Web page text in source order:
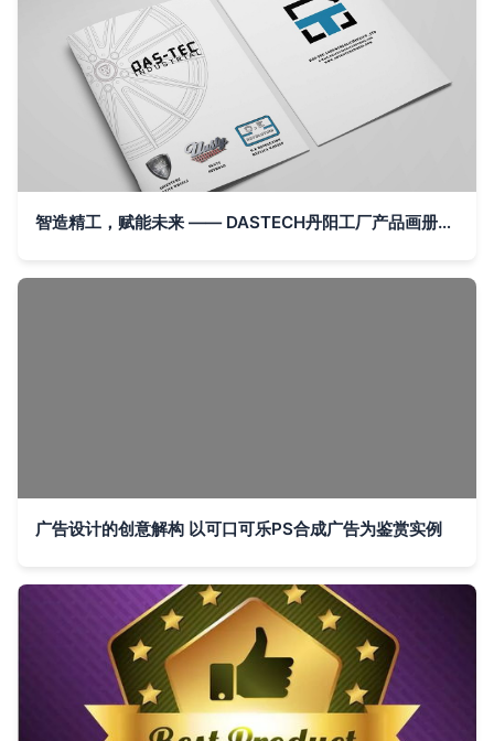
智造精工，赋能未来 —— DASTECH丹阳工厂产品画册设计概念
广告设计的创意解构 以可口可乐PS合成广告为鉴赏实例